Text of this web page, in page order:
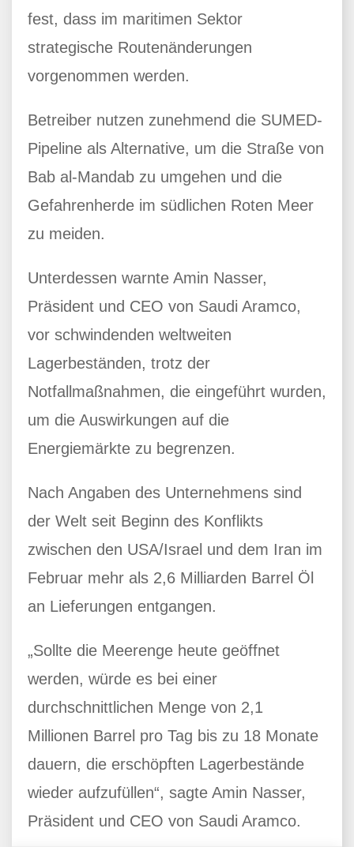
fest, dass im maritimen Sektor
strategische Routenänderungen
vorgenommen werden.
Betreiber nutzen zunehmend die SUMED-
Pipeline als Alternative, um die Straße von
Bab al-Mandab zu umgehen und die
Gefahrenherde im südlichen Roten Meer
zu meiden.
Unterdessen warnte Amin Nasser,
Präsident und CEO von Saudi Aramco,
vor schwindenden weltweiten
Lagerbeständen, trotz der
Notfallmaßnahmen, die eingeführt wurden,
um die Auswirkungen auf die
Energiemärkte zu begrenzen.
Nach Angaben des Unternehmens sind
der Welt seit Beginn des Konflikts
zwischen den USA/Israel und dem Iran im
Februar mehr als 2,6 Milliarden Barrel Öl
an Lieferungen entgangen.
„Sollte die Meerenge heute geöffnet
werden, würde es bei einer
durchschnittlichen Menge von 2,1
Millionen Barrel pro Tag bis zu 18 Monate
dauern, die erschöpften Lagerbestände
wieder aufzufüllen“, sagte Amin Nasser,
Präsident und CEO von Saudi Aramco.